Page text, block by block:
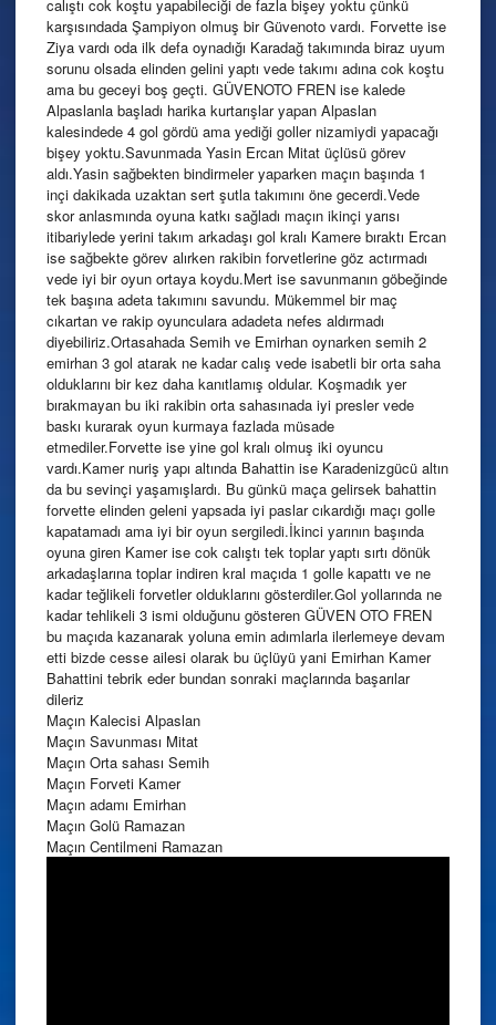
calıştı cok koştu yapabileciği de fazla bişey yoktu çünkü
karşısındada Şampiyon olmuş bir Güvenoto vardı. Forvette ise
Ziya vardı oda ilk defa oynadığı Karadağ takımında biraz uyum
sorunu olsada elinden gelini yaptı vede takımı adına cok koştu
ama bu geceyi boş geçti. GÜVENOTO FREN ise kalede
Alpaslanla başladı harika kurtarışlar yapan Alpaslan
kalesindede 4 gol gördü ama yediği goller nizamiydi yapacağı
bişey yoktu.Savunmada Yasin Ercan Mitat üçlüsü görev
aldı.Yasin sağbekten bindirmeler yaparken maçın başında 1
inçi dakikada uzaktan sert şutla takımını öne gecerdi.Vede
skor anlasmında oyuna katkı sağladı maçın ikinçi yarısı
itibariylede yerini takım arkadaşı gol kralı Kamere bıraktı Ercan
ise sağbekte görev alırken rakibin forvetlerine göz actırmadı
vede iyi bir oyun ortaya koydu.Mert ise savunmanın göbeğinde
tek başına adeta takımını savundu. Mükemmel bir maç
cıkartan ve rakip oyunculara adadeta nefes aldırmadı
diyebiliriz.Ortasahada Semih ve Emirhan oynarken semih 2
emirhan 3 gol atarak ne kadar calış vede isabetli bir orta saha
olduklarını bir kez daha kanıtlamış oldular. Koşmadık yer
bırakmayan bu iki rakibin orta sahasınada iyi presler vede
baskı kurarak oyun kurmaya fazlada müsade
etmediler.Forvette ise yine gol kralı olmuş iki oyuncu
vardı.Kamer nuriş yapı altında Bahattin ise Karadenizgücü altın
da bu sevinçi yaşamışlardı. Bu günkü maça gelirsek bahattin
forvette elinden geleni yapsada iyi paslar cıkardığı maçı golle
kapatamadı ama iyi bir oyun sergiledi.İkinci yarının başında
oyuna giren Kamer ise cok calıştı tek toplar yaptı sırtı dönük
arkadaşlarına toplar indiren kral maçıda 1 golle kapattı ve ne
kadar teğlikeli forvetler olduklarını gösterdiler.Gol yollarında ne
kadar tehlikeli 3 ismi olduğunu gösteren GÜVEN OTO FREN
bu maçıda kazanarak yoluna emin adımlarla ilerlemeye devam
etti bizde cesse ailesi olarak bu üçlüyü yani Emirhan Kamer
Bahattini tebrik eder bundan sonraki maçlarında başarılar
dileriz
Maçın Kalecisi Alpaslan
Maçın Savunması Mitat
Maçın Orta sahası Semih
Maçın Forveti Kamer
Maçın adamı Emirhan
Maçın Golü Ramazan
Maçın Centilmeni Ramazan